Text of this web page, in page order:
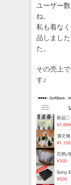
ユーザー
ね。
私も着な
品しまし
た。
その売上
す♪